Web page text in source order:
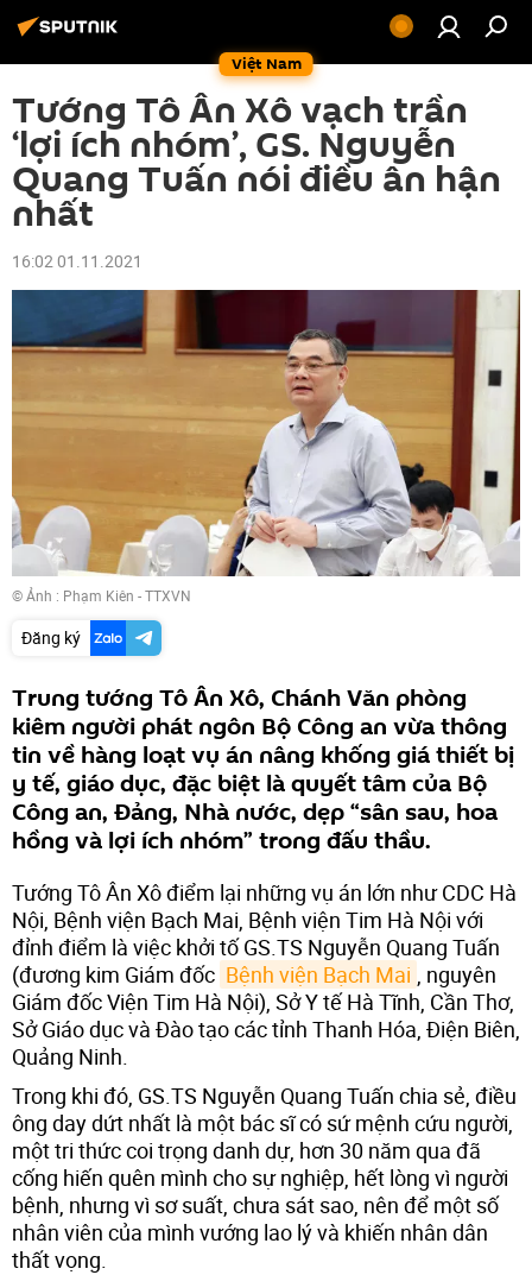
Việt Nam
Tướng Tô Ân Xô vạch trần
‘lợi ích nhóm’, GS. Nguyễn
Quang Tuấn nói điều ân hận
nhất
16:02 01.11.2021
© Ảnh : Phạm Kiên - TTXVN
Đăng ký
Trung tướng Tô Ân Xô, Chánh Văn phòng
kiêm người phát ngôn Bộ Công an vừa thông
tin về hàng loạt vụ án nâng khống giá thiết bị
y tế, giáo dục, đặc biệt là quyết tâm của Bộ
Công an, Đảng, Nhà nước, dẹp “sân sau, hoa
hồng và lợi ích nhóm” trong đấu thầu.
Tướng Tô Ân Xô điểm lại những vụ án lớn như CDC Hà
Nội, Bệnh viện Bạch Mai, Bệnh viện Tim Hà Nội với
đỉnh điểm là việc khởi tố GS.TS Nguyễn Quang Tuấn
(đương kim Giám đốc Bệnh viện Bạch Mai
, nguyên
Giám đốc Viện Tim Hà Nội), Sở Y tế Hà Tĩnh, Cần Thơ,
Sở Giáo dục và Đào tạo các tỉnh Thanh Hóa, Điện Biên,
Quảng Ninh.
Trong khi đó, GS.TS Nguyễn Quang Tuấn chia sẻ, điều
ông day dứt nhất là một bác sĩ có sứ mệnh cứu người,
một tri thức coi trọng danh dự, hơn 30 năm qua đã
cống hiến quên mình cho sự nghiệp, hết lòng vì người
bệnh, nhưng vì sơ suất, chưa sát sao, nên để một số
nhân viên của mình vướng lao lý và khiến nhân dân
thất vọng.